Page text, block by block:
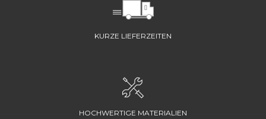
KURZE LIEFERZEITEN
HOCHWERTIGE MATERIALIEN